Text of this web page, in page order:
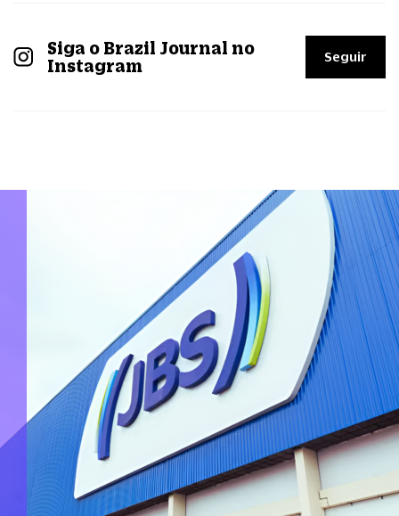
Siga o Brazil Journal no
Instagram
Seguir